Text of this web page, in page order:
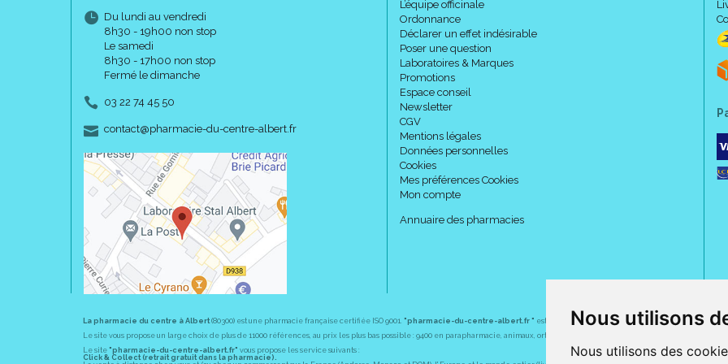
Nous utilisons
Nous utilisons des
Du lundi au vendredi
8h30 - 19h00 non stop
Le samedi
8h30 - 17h00 non stop
Fermé le dimanche
03 22 74 45 50
contact-
@-
pharmacie-du-centre-albert.fr
L’équipe officinale
Ordonnance
Déclarer un effet indésirable
Poser une question
Laboratoires & Marques
Promotions
Espace conseil
Newsletter
CGV
Mentions légales
Données personnelles
Cookies
Mes préférences Cookies
Mon compte
Annuaire des pharmacies
La pharmacie du centre à Albert(80300) est une pharmacie française certifiée ISO 9001. "pharmacie-du-centre-albert.fr " est le site internet de la pharmacie du centre
, 32
Le site vous propose un large choix de plus de 11000 références, au prix les plus bas possible : 9400 en parapharmacie, animaux, orthopédie, matériel médical. 1700 en médicaments
Le site "pharmacie-du-centre-albert.fr" vous propose les service suivants :
Click & Collect (retrait gratuit dans la pharmacie).